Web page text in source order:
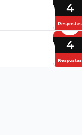
4
Respostas
4
Respostas